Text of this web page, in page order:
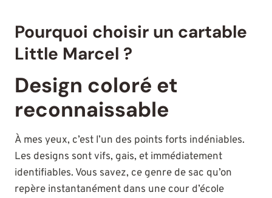
Pourquoi choisir un cartable
Little Marcel ?
Design coloré et
reconnaissable
À mes yeux, c’est l’un des points forts indéniables.
Les designs sont vifs, gais, et immédiatement
identifiables. Vous savez, ce genre de sac qu’on
repère instantanément dans une cour d’école